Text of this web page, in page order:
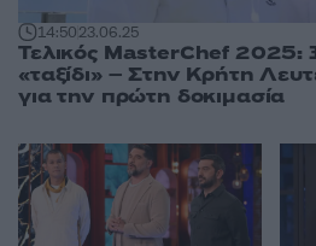
14:5023.06.25
Τελικός MasterChef 2025:
«ταξίδι» – Στην Κρήτη
για την πρώτη δοκιμασία